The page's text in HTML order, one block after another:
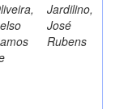
Jardilino,
José
Rubens